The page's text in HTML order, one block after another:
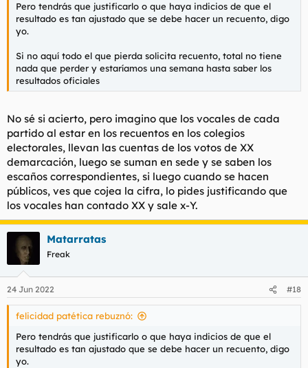
Pero tendrás que justificarlo o que haya indicios de que el
resultado es tan ajustado que se debe hacer un recuento, digo
yo.
Si no aquí todo el que pierda solicita recuento, total no tiene
nada que perder y estaríamos una semana hasta saber los
resultados oficiales
No sé si acierto, pero imagino que los vocales de cada
partido al estar en los recuentos en los colegios
electorales, llevan las cuentas de los votos de XX
demarcación, luego se suman en sede y se saben los
escaños correspondientes, si luego cuando se hacen
públicos, ves que cojea la cifra, lo pides justificando que
los vocales han contado XX y sale x-Y.
Matarratas
Freak
24 Jun 2022 #18
felicidad patética rebuznó:
Pero tendrás que justificarlo o que haya indicios de que el
resultado es tan ajustado que se debe hacer un recuento, digo
yo.